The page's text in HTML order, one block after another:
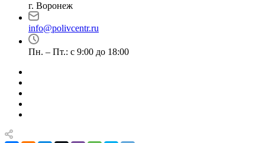
г. Воронеж
info@polivcentr.ru
Пн. – Пт.: с 9:00 до 18:00